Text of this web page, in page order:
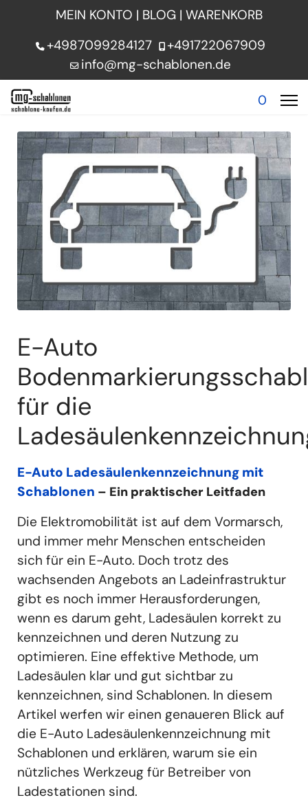
MEIN KONTO | BLOG | WARENKORB
+4987099284127
+491722067909
info@mg-schablonen.de
0
E-Auto
für die
E-Auto Ladesäulenkennzeichnung mit
Schablonen – Ein praktischer Leitfaden
Die Elektromobilität ist auf dem Vormarsch,
und immer mehr Menschen entscheiden
sich für ein E-Auto. Doch trotz des
wachsenden Angebots an Ladeinfrastruktur
gibt es noch immer Herausforderungen,
wenn es darum geht, Ladesäulen korrekt zu
kennzeichnen und deren Nutzung zu
optimieren. Eine effektive Methode, um
Ladesäulen klar und gut sichtbar zu
kennzeichnen, sind Schablonen. In diesem
Artikel werfen wir einen genaueren Blick auf
die E-Auto Ladesäulenkennzeichnung mit
Schablonen und erklären, warum sie ein
nützliches Werkzeug für Betreiber von
Ladestationen sind.